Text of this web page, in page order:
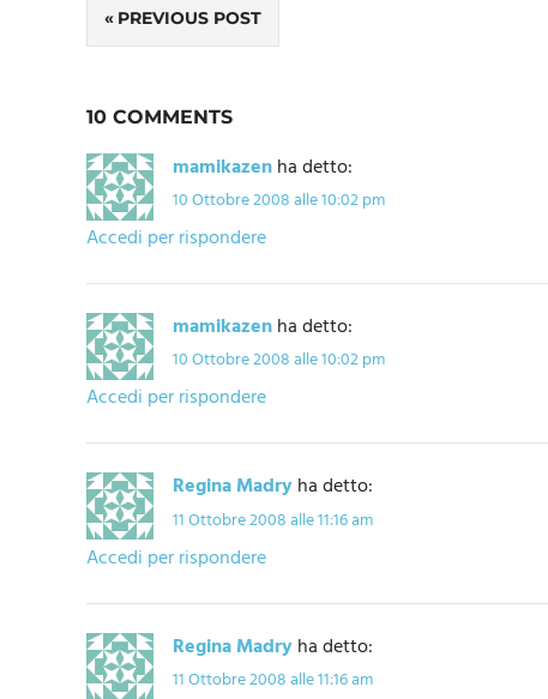
Navigazione
PREVIOUS POST
10 COMMENTS
mamikazenha detto:
10 Ottobre 2008 alle 10:02 pm
Accedi per rispondere
mamikazenha detto:
10 Ottobre 2008 alle 10:02 pm
Accedi per rispondere
Regina Madryha detto:
11 Ottobre 2008 alle 11:16 am
Accedi per rispondere
Regina Madryha detto:
11 Ottobre 2008 alle 11:16 am